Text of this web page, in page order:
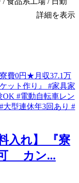
詳細を表示
入れ】 『寮
可 カン...